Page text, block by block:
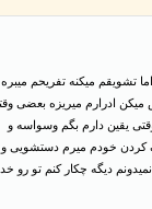
تشویقم میکنه تفریحم میبره
میکن ادرارم میریزه بعضی
یقین دارم بگم وسواسه و
کردن خودم میرم دستشویی و
دیگه چکار کنم تو رو